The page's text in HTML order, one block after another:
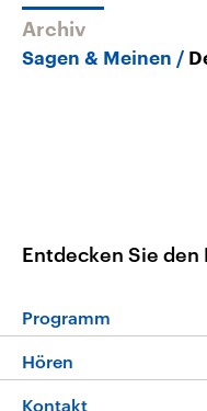
Archiv
Sagen & Meinen
Entdecken Sie
Programm
Programm
Hören
Livestream
Kontakt